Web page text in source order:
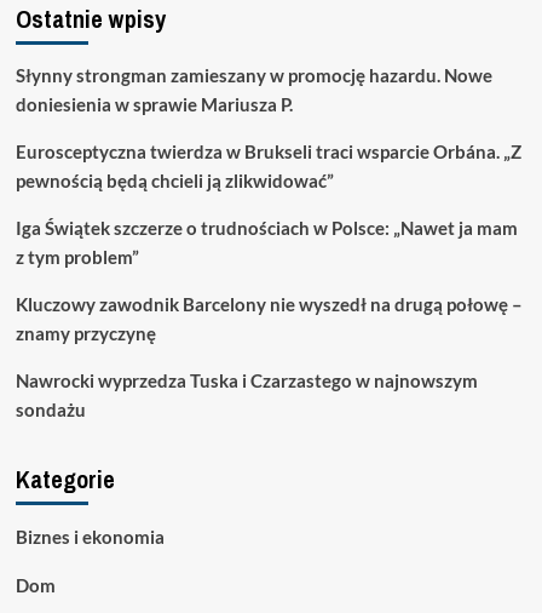
Ostatnie wpisy
Słynny strongman zamieszany w promocję hazardu. Nowe
doniesienia w sprawie Mariusza P.
Eurosceptyczna twierdza w Brukseli traci wsparcie Orbána. „Z
pewnością będą chcieli ją zlikwidować”
Iga Świątek szczerze o trudnościach w Polsce: „Nawet ja mam
z tym problem”
Kluczowy zawodnik Barcelony nie wyszedł na drugą połowę –
znamy przyczynę
Nawrocki wyprzedza Tuska i Czarzastego w najnowszym
sondażu
Kategorie
Biznes i ekonomia
Dom